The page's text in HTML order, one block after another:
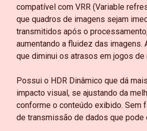
compatível com VRR (Variable
que quadros de imagens sejam
transmitidos após o
aumentando a fluidez das imagens.
que diminui os atrasos em jogos de
Possui o HDR Dinâmico que dá
impacto visual, se ajustando da
conforme o conteúdo exibido. Sem
de transmissão de dados que pode